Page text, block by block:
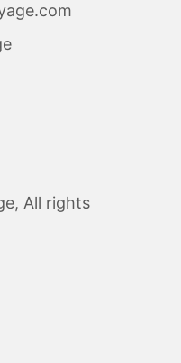
All rights